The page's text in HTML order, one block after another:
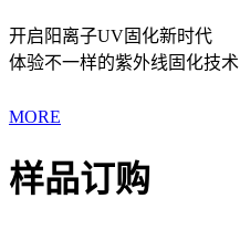
开启阳离子UV固化新时代
体验不一样的紫外线固化技术
MORE
样品订购